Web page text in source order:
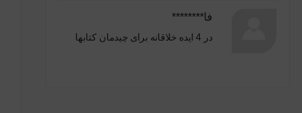
فا********
در 4 ایده خلاقانه برای چیدمان کتابها